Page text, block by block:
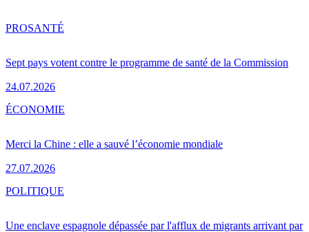
Sept pays votent contre le programme de santé de la Commission
24.07.2026
PROSANTÉ
Merci la Chine : elle a sauvé l’économie mondiale
27.07.2026
ÉCONOMIE
Une enclave espagnole dépassée par l'afflux de migrants arrivant par
POLITIQUE